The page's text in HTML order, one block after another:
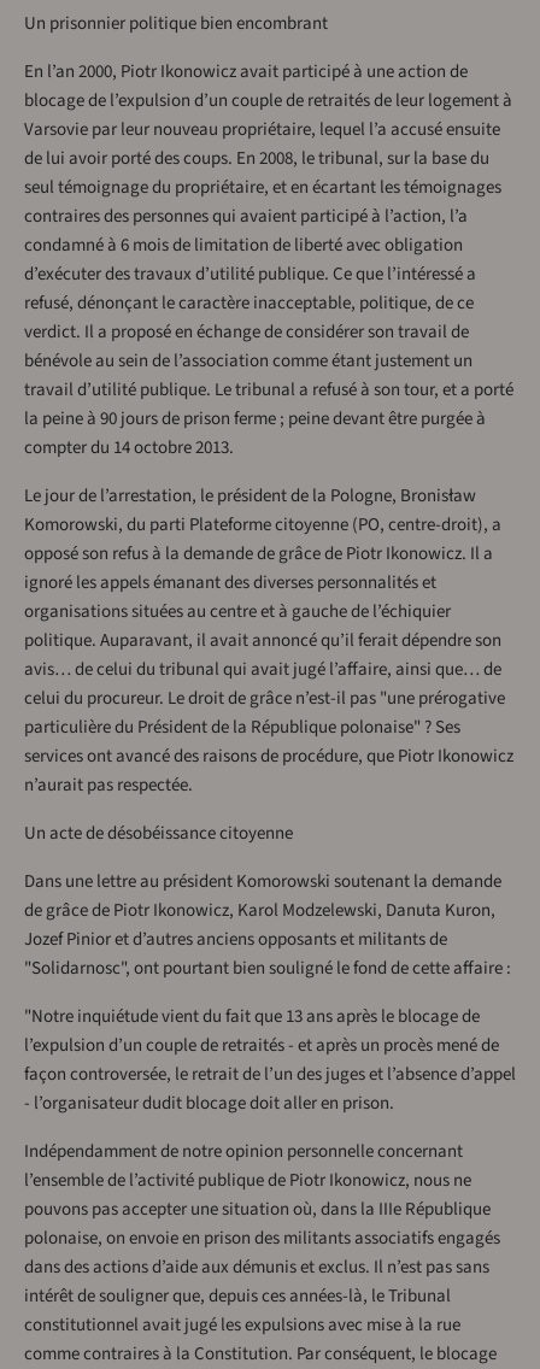
Un prisonnier politique bien encombrant
En l’an 2000, Piotr Ikonowicz avait participé à une action de
blocage de l’expulsion d’un couple de retraités de leur logement à
Varsovie par leur nouveau propriétaire, lequel l’a accusé ensuite
de lui avoir porté des coups. En 2008, le tribunal, sur la base du
seul témoignage du propriétaire, et en écartant les témoignages
contraires des personnes qui avaient participé à l’action, l’a
condamné à 6 mois de limitation de liberté avec obligation
d’exécuter des travaux d’utilité publique. Ce que l’intéressé a
refusé, dénonçant le caractère inacceptable, politique, de ce
verdict. Il a proposé en échange de considérer son travail de
bénévole au sein de l’association comme étant justement un
travail d’utilité publique. Le tribunal a refusé à son tour, et a porté
la peine à 90 jours de prison ferme ; peine devant être purgée à
compter du 14 octobre 2013.
Le jour de l’arrestation, le président de la Pologne, Bronisław
Komorowski, du parti Plateforme citoyenne (PO, centre-droit), a
opposé son refus à la demande de grâce de Piotr Ikonowicz. Il a
ignoré les appels émanant des diverses personnalités et
organisations situées au centre et à gauche de l’échiquier
politique. Auparavant, il avait annoncé qu’il ferait dépendre son
avis… de celui du tribunal qui avait jugé l’affaire, ainsi que… de
celui du procureur. Le droit de grâce n’est-il pas "une prérogative
particulière du Président de la République polonaise" ? Ses
services ont avancé des raisons de procédure, que Piotr Ikonowicz
n’aurait pas respectée.
Un acte de désobéissance citoyenne
Dans une lettre au président Komorowski soutenant la demande
de grâce de Piotr Ikonowicz, Karol Modzelewski, Danuta Kuron,
Jozef Pinior et d’autres anciens opposants et militants de
"Solidarnosc", ont pourtant bien souligné le fond de cette affaire :
"Notre inquiétude vient du fait que 13 ans après le blocage de
l’expulsion d’un couple de retraités - et après un procès mené de
façon controversée, le retrait de l’un des juges et l’absence d’appel
- l’organisateur dudit blocage doit aller en prison.
Indépendamment de notre opinion personnelle concernant
l’ensemble de l’activité publique de Piotr Ikonowicz, nous ne
pouvons pas accepter une situation où, dans la IIIe République
polonaise, on envoie en prison des militants associatifs engagés
dans des actions d’aide aux démunis et exclus. Il n’est pas sans
intérêt de souligner que, depuis ces années-là, le Tribunal
constitutionnel avait jugé les expulsions avec mise à la rue
comme contraires à la Constitution. Par conséquent, le blocage